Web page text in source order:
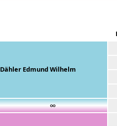
Dähler Edmund Wilhelm
∞